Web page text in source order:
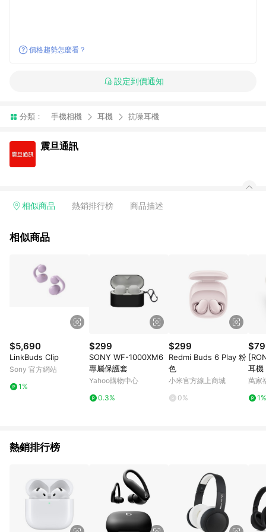
價格趨勢怎麼看？
設定到價通知
分類： 手機相機 耳機 抗噪耳機
震旦通訊
相似商品 熱銷排行榜 商品描述
相似商品
$5,690
LinkBuds Clip
Sony 官方網站
1%
$299
SONY WF-1000XM6
專屬保護套
Yahoo購物中心
0.3%
$299
Redmi Buds 6 Play 粉
色
小米官方線上商城
0%
耳機
萬家
1%
熱銷排行榜